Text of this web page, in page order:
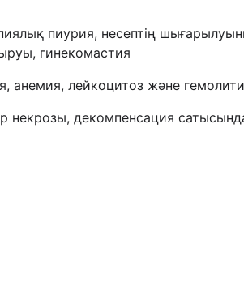
пиурия, несептің
гинекомастия
анемия, лейкоцитоз және
некрозы, декомпенсация